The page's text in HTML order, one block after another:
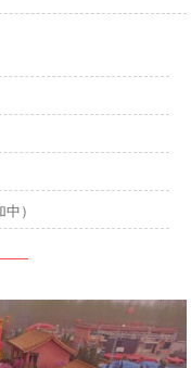
次新续的字辈，分迁族人
最后别忘了留下联系人和
族中老年人口耳相传的信
中的信息简...
）